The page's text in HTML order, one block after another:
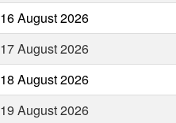
16 August 2026
17 August 2026
18 August 2026
19 August 2026